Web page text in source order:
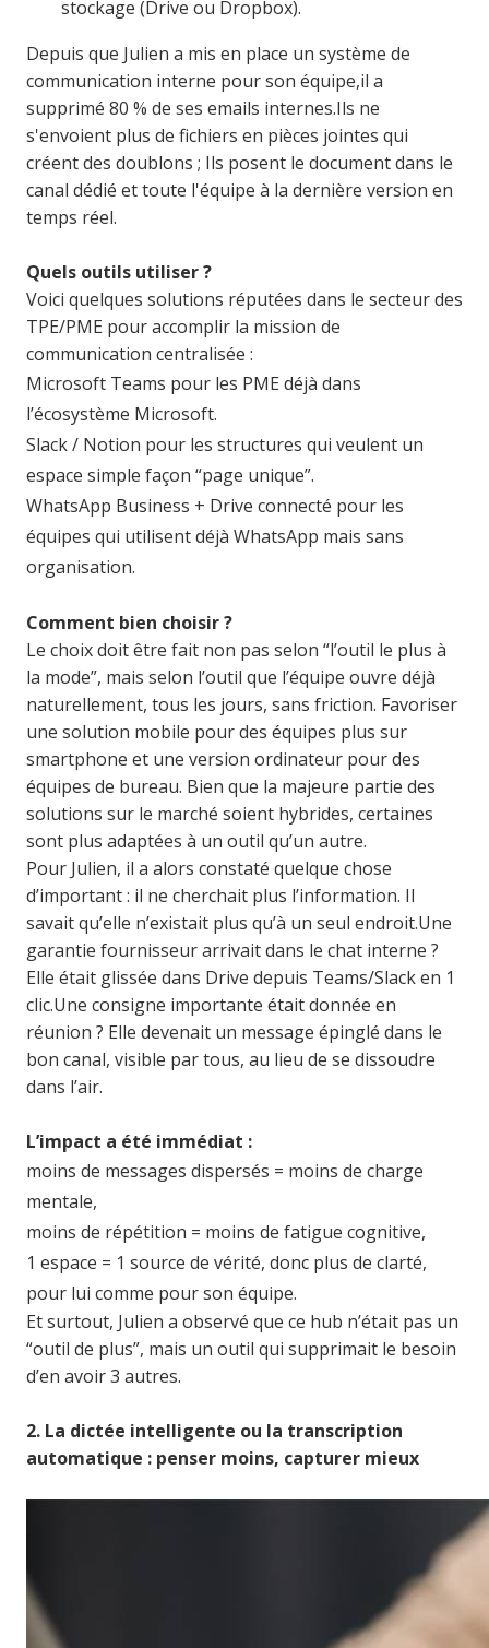
stockage (Drive ou Dropbox).
Depuis que Julien a mis en place un système de
communication interne pour son équipe,il a
supprimé 80 % de ses emails internes.Ils ne
s'envoient plus de fichiers en pièces jointes qui
créent des doublons ; Ils posent le document dans le
canal dédié et toute l'équipe à la dernière version en
temps réel.
Quels outils utiliser ?
Voici quelques solutions réputées dans le secteur des
TPE/PME pour accomplir la mission de
communication centralisée :
Microsoft Teams pour les PME déjà dans
l’écosystème Microsoft.
Slack / Notion pour les structures qui veulent un
espace simple façon “page unique”.
WhatsApp Business + Drive connecté pour les
équipes qui utilisent déjà WhatsApp mais sans
organisation.
Comment bien choisir ?
Le choix doit être fait non pas selon “l’outil le plus à
la mode”, mais selon l’outil que l’équipe ouvre déjà
naturellement, tous les jours, sans friction. Favoriser
une solution mobile pour des équipes plus sur
smartphone et une version ordinateur pour des
équipes de bureau. Bien que la majeure partie des
solutions sur le marché soient hybrides, certaines
sont plus adaptées à un outil qu’un autre.
Pour Julien, il a alors constaté quelque chose
d’important : il ne cherchait plus l’information. Il
savait qu’elle n’existait plus qu’à un seul endroit.Une
garantie fournisseur arrivait dans le chat interne ?
Elle était glissée dans Drive depuis Teams/Slack en 1
clic.Une consigne importante était donnée en
réunion ? Elle devenait un message épinglé dans le
bon canal, visible par tous, au lieu de se dissoudre
dans l’air.
L’impact a été immédiat :
moins de messages dispersés = moins de charge
mentale,
moins de répétition = moins de fatigue cognitive,
1 espace = 1 source de vérité, donc plus de clarté,
pour lui comme pour son équipe.
Et surtout, Julien a observé que ce hub n’était pas un
“outil de plus”, mais un outil qui supprimait le besoin
d’en avoir 3 autres.
2. La dictée intelligente ou la transcription
automatique : penser moins, capturer mieux